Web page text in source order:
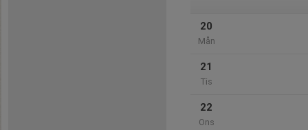
20
Mån
21
Tis
22
Ons